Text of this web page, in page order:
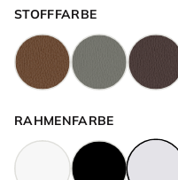
STOFFFARBE
RAHMENFARBE